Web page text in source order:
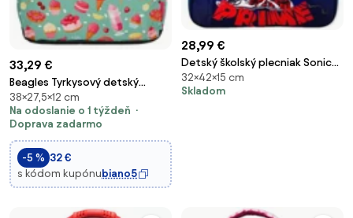
33,29 €
Beagles Tyrkysový detský
batoh do školy "Junior“ 12L
38×27,5×12 cm
Na odoslanie o 1 týždeň
Doprava zadarmo
-5 % 32 €
s kódom kupónu biano5
28,99 €
Detský školský plecniak Sonic
Prime - 20L
32×42×15 cm
Skladom